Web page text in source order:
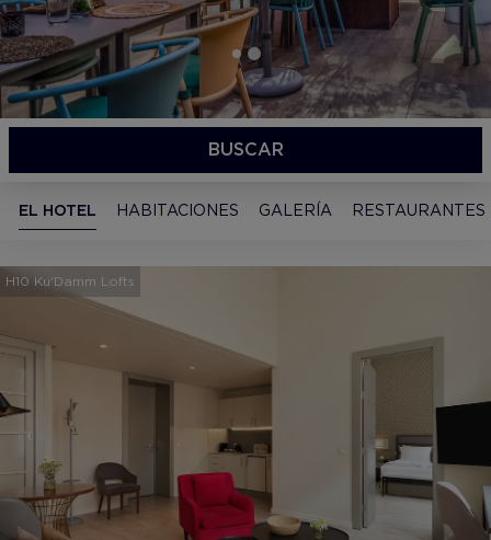
BUSCAR
EL HOTEL HABITACIONES GALERÍA RESTAURANTES
H10 Ku'Damm Lofts